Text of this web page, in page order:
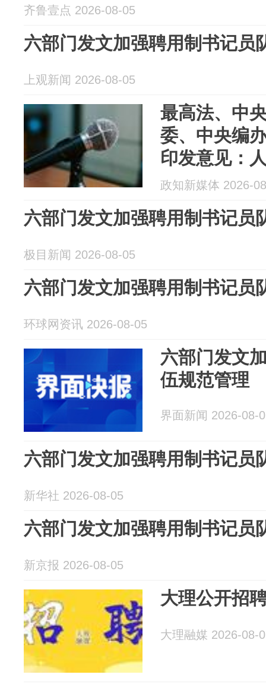
齐鲁壹点 2026-08-05
六部门发文加强聘用制书记员
上观新闻 2026-08-05
最高法、中
委、中央编
印发意见：
实行聘用制
政知新媒体 2026-
六部门发文加强聘用制书记员
极目新闻 2026-08-05
六部门发文加强聘用制书记员
环球网资讯 2026-08-05
六部门发文
伍规范管理
界面新闻 2026-08-
六部门发文加强聘用制书记员
新华社 2026-08-05
六部门发文加强聘用制书记员
新京报 2026-08-05
大理公开招
大理融媒 2026-08-